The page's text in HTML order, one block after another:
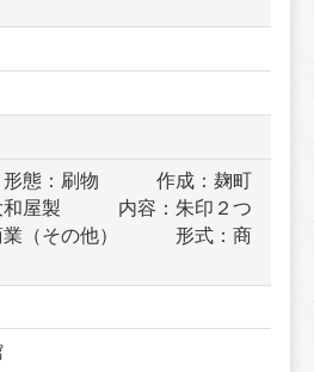
態：刷物　　　作成：麹町
屋製　　　内容：朱印２つ
（その他）　　　形式：商